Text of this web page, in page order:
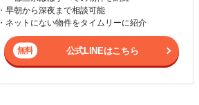
・早朝から深夜まで相談可能
・ネットにない物件をタイムリーに紹介
公式LINEはこちら